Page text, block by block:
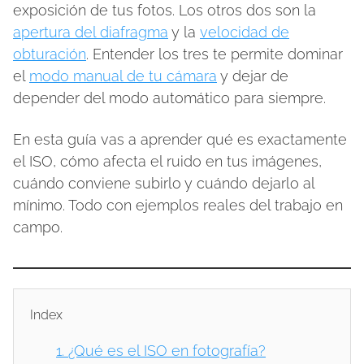
exposición de tus fotos. Los otros dos son la
apertura del diafragma y la velocidad de
obturación. Entender los tres te permite dominar
el modo manual de tu cámara y dejar de
depender del modo automático para siempre.
En esta guía vas a aprender qué es exactamente
el ISO, cómo afecta el ruido en tus imágenes,
cuándo conviene subirlo y cuándo dejarlo al
mínimo. Todo con ejemplos reales del trabajo en
campo.
Index
1. ¿Qué es el ISO en fotografía?